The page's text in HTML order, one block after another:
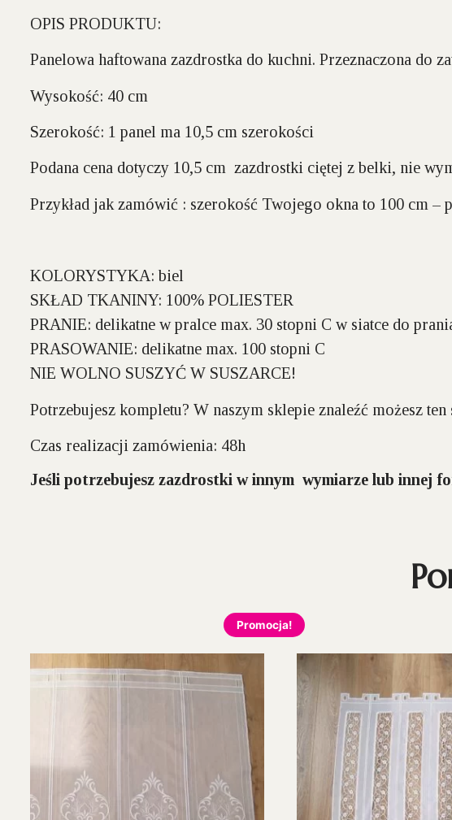
OPIS PRODUKTU:
Panelowa haftowana zazdrostka do kuchni. Przeznaczona do
Wysokość: 40 cm
Szerokość: 1 panel ma 10,5 cm szerokości
Podana cena dotyczy 10,5 cm zazdrostki ciętej z belki, nie
Przykład jak zamówić : szerokość Twojego okna to 100 cm –
KOLORYSTYKA: biel
SKŁAD TKANINY: 100% POLIESTER
PRANIE: delikatne w pralce max. 30 stopni C w siatce do
PRASOWANIE: delikatne max. 100 stopni C
NIE WOLNO SUSZYĆ W SUSZARCE!
Potrzebujesz kompletu? W naszym sklepie znaleźć możesz
Czas realizacji zamówienia: 48h
Jeśli potrzebujesz zazdrostki w innym wymiarze lub innej
Promocja!